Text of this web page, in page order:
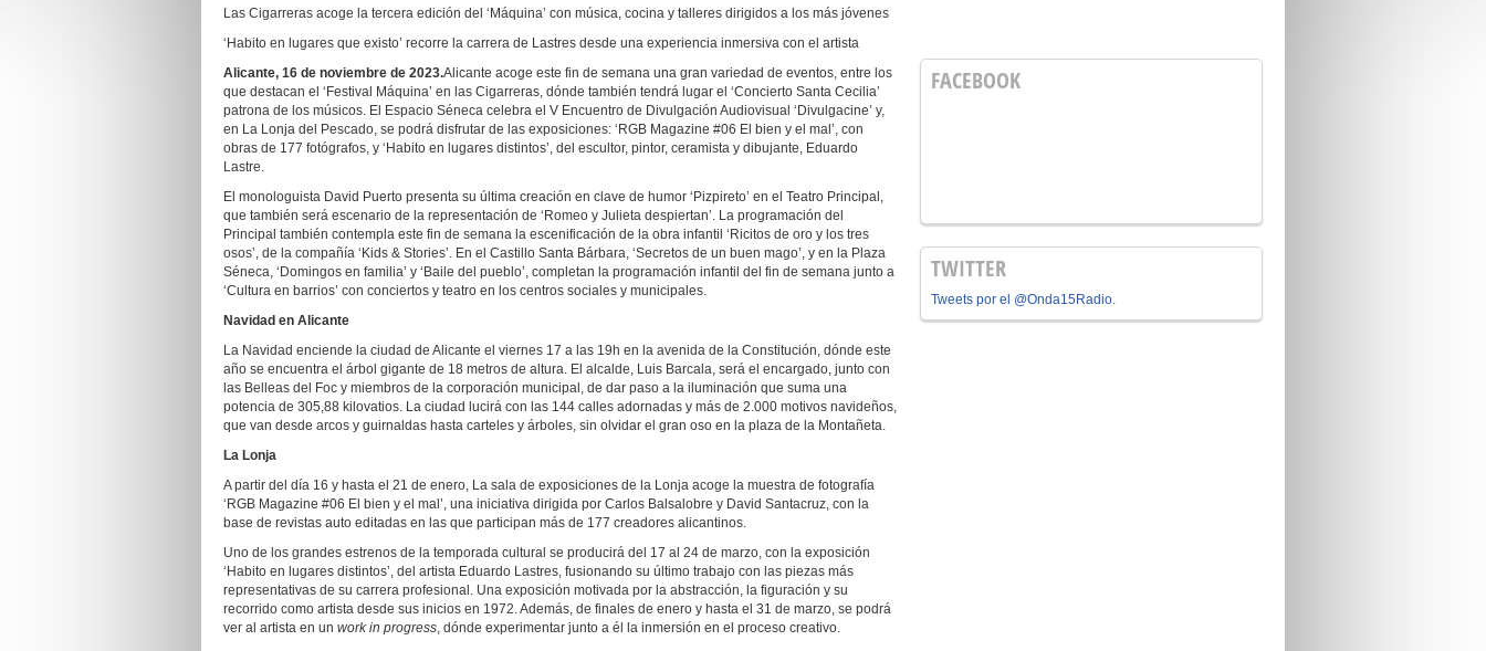
Las Cigarreras acoge la tercera edición del ‘Máquina’ con música, cocina y talleres dirigidos a los más jóvenes
‘Habito en lugares que existo’ recorre la carrera de Lastres desde una experiencia inmersiva con el artista
Alicante, 16 de noviembre de 2023.Alicante acoge este fin de semana una gran variedad de eventos, entre los
que destacan el ‘Festival Máquina’ en las Cigarreras, dónde también tendrá lugar el ‘Concierto Santa Cecilia’
patrona de los músicos. El Espacio Séneca celebra el V Encuentro de Divulgación Audiovisual ‘Divulgacine’ y,
en La Lonja del Pescado, se podrá disfrutar de las exposiciones: ‘RGB Magazine #06 El bien y el mal’, con
obras de 177 fotógrafos, y ‘Habito en lugares distintos’, del escultor, pintor, ceramista y dibujante, Eduardo
Lastre.
El monologuista David Puerto presenta su última creación en clave de humor ‘Pizpireto’ en el Teatro Principal,
que también será escenario de la representación de ‘Romeo y Julieta despiertan’. La programación del
Principal también contempla este fin de semana la escenificación de la obra infantil ‘Ricitos de oro y los tres
osos’, de la compañía ‘Kids & Stories’. En el Castillo Santa Bárbara, ‘Secretos de un buen mago’, y en la Plaza
Séneca, ‘Domingos en familia’ y ‘Baile del pueblo’, completan la programación infantil del fin de semana junto a
‘Cultura en barrios’ con conciertos y teatro en los centros sociales y municipales.
Navidad en Alicante
La Navidad enciende la ciudad de Alicante el viernes 17 a las 19h en la avenida de la Constitución, dónde este
año se encuentra el árbol gigante de 18 metros de altura. El alcalde, Luis Barcala, será el encargado, junto con
las Belleas del Foc y miembros de la corporación municipal, de dar paso a la iluminación que suma una
potencia de 305,88 kilovatios. La ciudad lucirá con las 144 calles adornadas y más de 2.000 motivos navideños,
que van desde arcos y guirnaldas hasta carteles y árboles, sin olvidar el gran oso en la plaza de la Montañeta.
La Lonja
A partir del día 16 y hasta el 21 de enero, La sala de exposiciones de la Lonja acoge la muestra de fotografía
‘RGB Magazine #06 El bien y el mal’, una iniciativa dirigida por Carlos Balsalobre y David Santacruz, con la
base de revistas auto editadas en las que participan más de 177 creadores alicantinos.
Uno de los grandes estrenos de la temporada cultural se producirá del 17 al 24 de marzo, con la exposición
‘Habito en lugares distintos’, del artista Eduardo Lastres, fusionando su último trabajo con las piezas más
representativas de su carrera profesional. Una exposición motivada por la abstracción, la figuración y su
recorrido como artista desde sus inicios en 1972. Además, de finales de enero y hasta el 31 de marzo, se podrá
ver al artista en un work in progress, dónde experimentar junto a él la inmersión en el proceso creativo.
FACEBOOK
TWITTER
Tweets por el @Onda15Radio.